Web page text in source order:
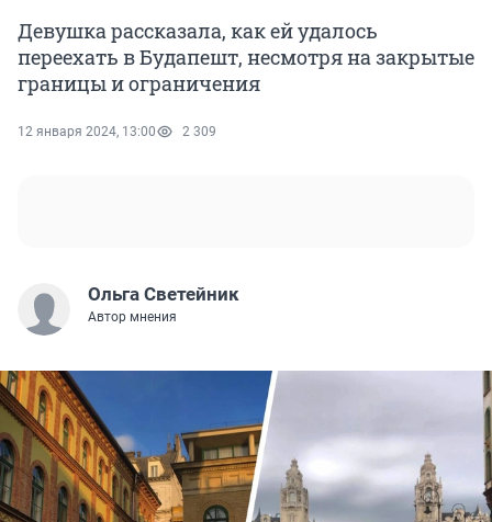
Девушка рассказала, как ей удалось
переехать в Будапешт, несмотря на закрытые
границы и ограничения
12 января 2024, 13:00 2 309
Ольга Светейник
Автор мнения